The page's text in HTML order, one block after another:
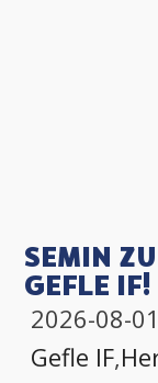
SEMIN
GEFLE IF!
2026-08-01
Gefle IF,